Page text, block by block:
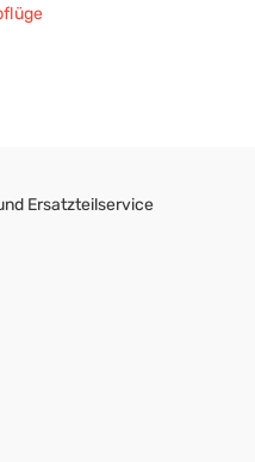
Ersatzteilservice